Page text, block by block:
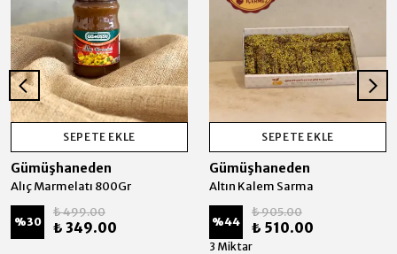
SEPETE EKLE
Gümüşhaneden
Alıç Marmelatı 800Gr
%30
₺ 499.00
₺ 349.00
SEPETE EKLE
Gümüşhaneden
Altın Kalem Sarma
%44
₺ 905.00
₺ 510.00
3 Miktar